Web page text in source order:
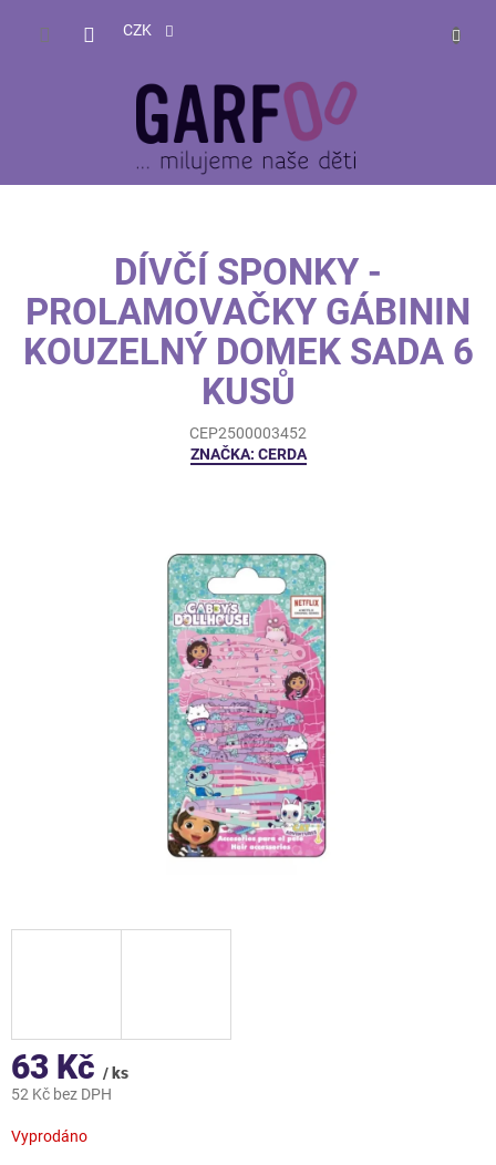
CZK
DÍVČÍ SPONKY -
PROLAMOVAČKY GÁBININ
KOUZELNÝ DOMEK SADA 6
KUSŮ
CEP2500003452
ZNAČKA: CERDA
63 Kč / ks
52 Kč bez DPH
cena:
Vyprodáno